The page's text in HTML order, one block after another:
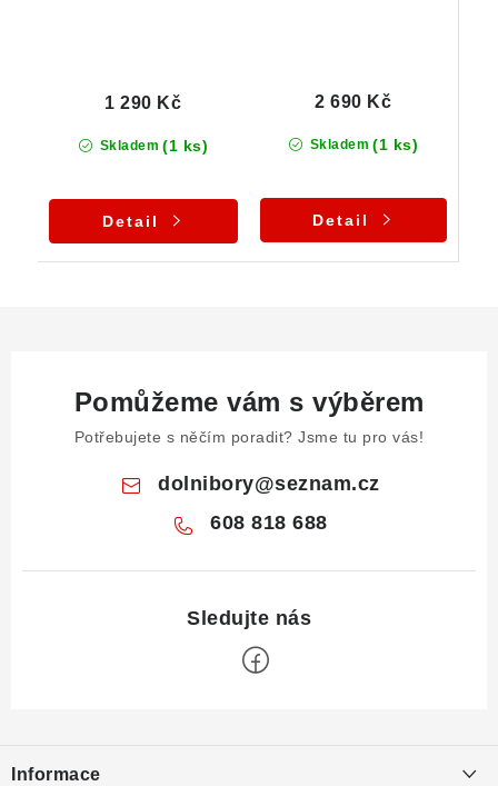
Skladem (1 ks)
1 290 Kč
Detail
Skladem (1 ks)
2 690 Kč
Detail
Pomůžeme vám s výběrem
Potřebujete s něčím poradit? Jsme tu pro vás!
dolnibory@seznam.cz
608 818 688
Informace